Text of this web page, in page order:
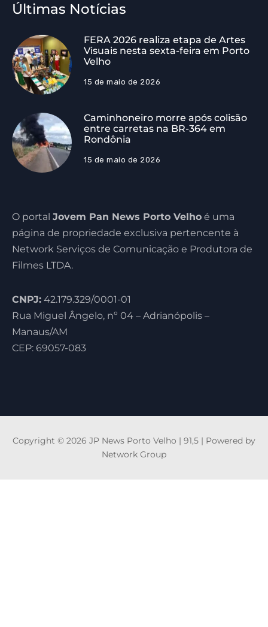
Últimas Notícias
FERA 2026 realiza etapa de Artes
Visuais nesta sexta-feira em Porto
Velho
15 de maio de 2026
Caminhoneiro morre após colisão
entre carretas na BR-364 em
Rondônia
15 de maio de 2026
O portal Jovem Pan News Porto Velho é uma
página de propriedade exclusiva pertencente à
Network Serviços de Comunicação e Produtora de
Filmes LTDA.
CNPJ: 42.179.329/0001-01
Rua Miguel Ângelo, nº 04 – Adrianópolis –
Manaus/AM
CEP: 69057-083
Copyright © 2026 JP News Porto Velho | 91,5 | Powered by
Network Group